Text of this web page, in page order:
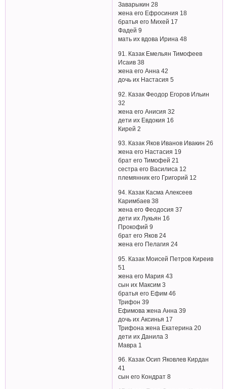
Заварыкин 28
жена его Ефросиния 18
братья его Михей 17
Фадей 9
мать их вдова Ирина 48
91. Казак Емельян Тимофеев
Исаив 38
жена его Анна 42
дочь их Настасия 5
92. Казак Феодор Егоров Ильин
32
жена его Анисия 32
дети их Евдокия 16
Кирей 2
93. Казак Яков Иванов Ивакин 26
жена его Настасия 19
брат его Тимофей 21
сестра его Василиса 12
племянник его Григорий 12
94. Казак Касма Алексеев
Каримбаев 38
жена его Феодосия 37
дети их Лукьян 16
Прокофий 9
брат его Яков 24
жена его Пелагия 24
95. Казак Моисей Петров Киреив
51
жена его Мария 43
сын их Максим 3
братья его Ефим 46
Трифон 39
Ефимова жена Анна 39
дочь их Аксинья 17
Трифона жена Екатерина 20
дети их Данила 3
Мавра 1
96. Казак Осип Яковлев Кирдан
41
сын его Кондрат 8